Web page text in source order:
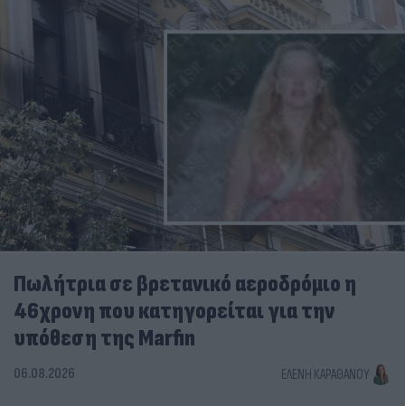
Πωλήτρια σε βρετανικό αεροδρόμιο η
46χρονη που κατηγορείται για την
υπόθεση της Marfin
06.08.2026 ΕΛΈΝΗ ΚΑΡΑΘΆΝΟΥ